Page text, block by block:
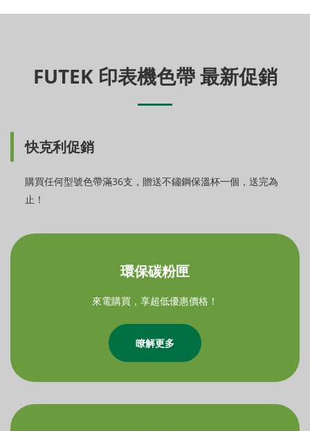
FUTEK 印表機色帶 最新促銷
快克利促銷
購買任何型號色帶滿36支，贈送不鏽鋼保溫杯一個，送完為
止！
環保碳粉匣
來電購買，享超低優惠價格！
瞭解更多